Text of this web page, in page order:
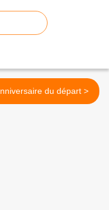
L’anniversaire du départ >